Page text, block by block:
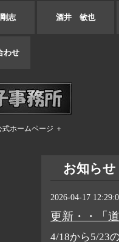
志 酒井 敏也
わせ
ホームページ ＋
お知らせ
2026-04-17
更新・・「
4/18から5/23